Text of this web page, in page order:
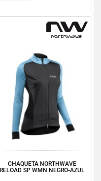
CHAQUETA NORTHWAVE
RELOAD SP WMN NEGRO-AZUL